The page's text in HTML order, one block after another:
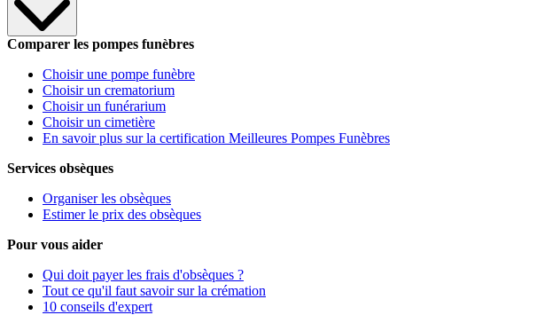
Comparer les pompes funèbres
Choisir une pompe funèbre
Choisir un crematorium
Choisir un funérarium
Choisir un cimetière
En savoir plus sur la certification Meilleures Pompes Funèbres
Services obsèques
Organiser les obsèques
Estimer le prix des obsèques
Pour vous aider
Qui doit payer les frais d'obsèques ?
Tout ce qu'il faut savoir sur la crémation
10 conseils d'expert